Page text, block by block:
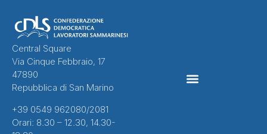
Central Square
Via Cinque Febbraio, 17
47890
Repubblica di San Marino
+39 0549 962080/2081
Orari: 8.30 – 12.30, 14.30-